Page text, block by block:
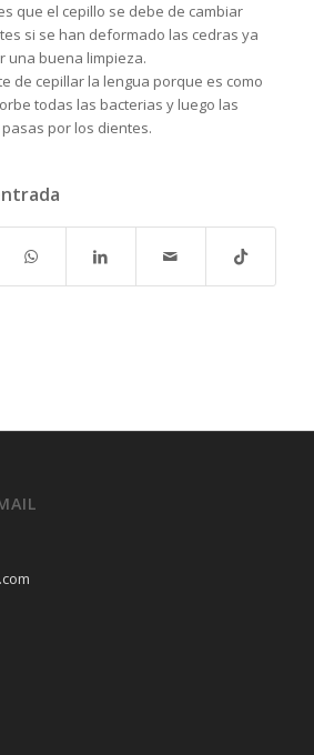
que el cepillo se debe de cambiar
si se han deformado las cedras ya
una buena limpieza.
de cepillar la lengua porque es como
todas las bacterias y luego las
por los dientes.